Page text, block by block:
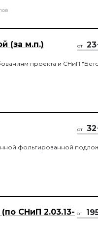
плиты пола.
(за м.п.) от 23
проекта и СНиП
от 32
фольгированной
СНиП 2.03.13- от